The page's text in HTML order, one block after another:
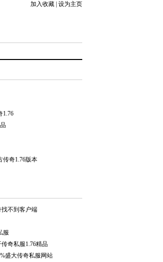
加入收藏 设为主页
1.76
传奇1.76版本
找不到客户端
服
奇私服1.76精品
盛大传奇私服网站